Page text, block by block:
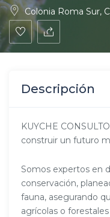
Colonia Roma Sur,
Descripción
KUYCHE
construir un futuro
Somos expertos en
conservación,
fauna, asegurando
agrícolas o